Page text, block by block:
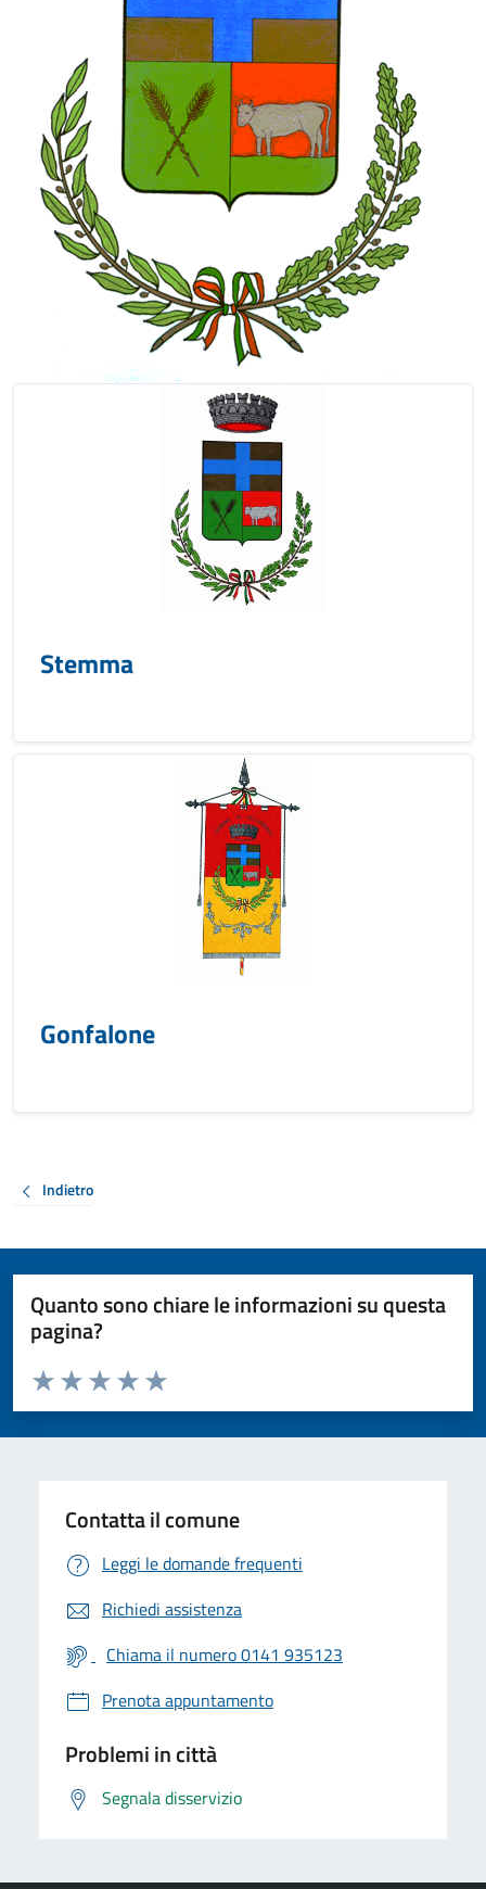
Stemma
Gonfalone
Indietro
Quanto sono chiare le informazioni su questa
pagina?
Valuta da 1 a 5 stelle la pagina
Valuta 5 stelle su 5
Valuta 4 stelle su 5
Valuta 3 stelle su 5
Valuta 2 stelle su 5
Valuta 1 stelle su 5
Contatta il comune
Leggi le domande frequenti
Richiedi assistenza
Chiama il numero 0141 935123
Prenota appuntamento
Problemi in città
Segnala disservizio